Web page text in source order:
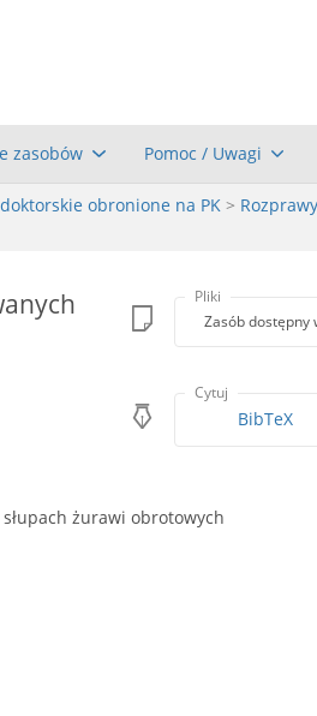
zasobów Pomoc / Uwagi
obronione na PK >
Pliki
Zasób dostępny
Cytuj
BibTeX
żurawi obrotowych